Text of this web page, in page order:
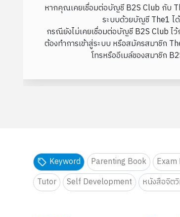
หากคุณเคยเชื่อมต่อบัญชี B2S Club กับ
ระบบด้วยบัญชี The1 ไ
กรณียังไม่เคยเชื่อมต่อบัญชี B2S Club
ต้องทำการเข้าสู่ระบบ หรือสมัครสมาชิก
โทรหรืออีเมล์ของสมาชิก
Keyword Parenting Book
Tutor
Self Development หนังสือจิต